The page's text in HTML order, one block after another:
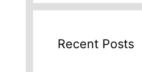
Recent Posts